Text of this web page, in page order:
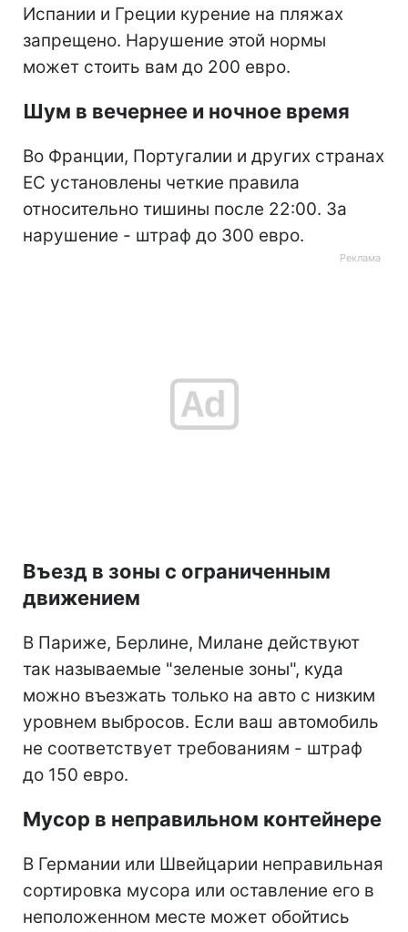
Испании и Греции курение на пляжах
запрещено. Нарушение этой нормы
может стоить вам до 200 евро.
Шум в вечернее и ночное время
Во Франции, Португалии и других странах
ЕС установлены четкие правила
относительно тишины после 22:00. За
нарушение - штраф до 300 евро.
Въезд в зоны с ограниченным
движением
В Париже, Берлине, Милане действуют
так называемые "зеленые зоны", куда
можно въезжать только на авто с низким
уровнем выбросов. Если ваш автомобиль
не соответствует требованиям - штраф
до 150 евро.
Мусор в неправильном контейнере
В Германии или Швейцарии неправильная
сортировка мусора или оставление его в
неположенном месте может обойтись